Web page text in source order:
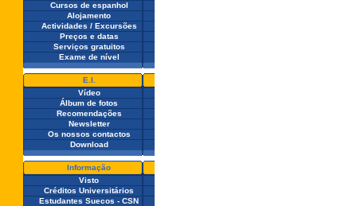
Cursos de espanhol
Alojamento
Actividades / Excursões
Preços e datas
Serviços gratuitos
Exame de nível
E.I.
Vídeo
Álbum de fotos
Recomendações
Newsletter
Os nossos contactos
Download
Informação
Visto
Créditos Universitários
Estudantes Suecos - CSN